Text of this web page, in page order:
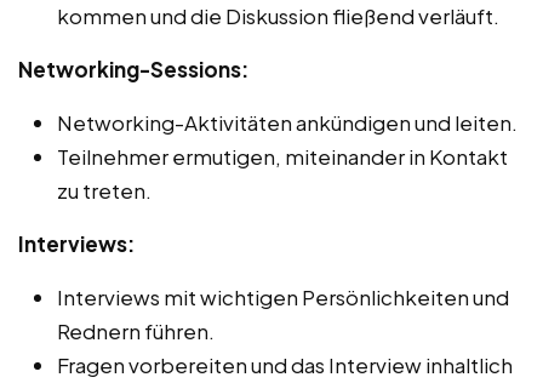
kommen und die Diskussion fließend verläuft.
Networking-Sessions:
Networking-Aktivitäten ankündigen und leiten.
Teilnehmer ermutigen, miteinander in Kontakt
zu treten.
Interviews:
Interviews mit wichtigen Persönlichkeiten und
Rednern führen.
Fragen vorbereiten und das Interview inhaltlich